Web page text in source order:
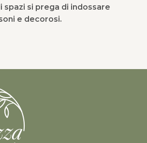
spazi si prega di indossare
e decorosi.